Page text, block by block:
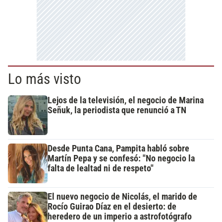
Lo más visto
Lejos de la televisión, el negocio de Marina
Señuk, la periodista que renunció a TN
Desde Punta Cana, Pampita habló sobre
Martín Pepa y se confesó: "No negocio la
falta de lealtad ni de respeto"
El nuevo negocio de Nicolás, el marido de
Rocío Guirao Díaz en el desierto: de
heredero de un imperio a astrofotógrafo